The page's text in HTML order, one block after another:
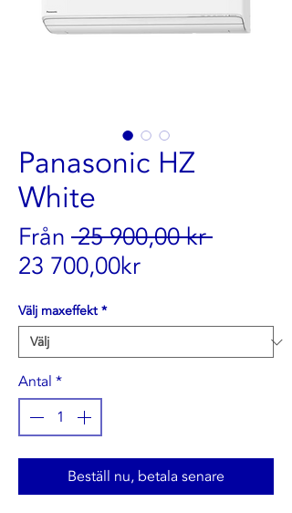
Panasonic HZ
White
Från 25 900,00 kr
23 700,00krReapris
Välj maxeffekt *
Antal *
Beställ nu, betala senare